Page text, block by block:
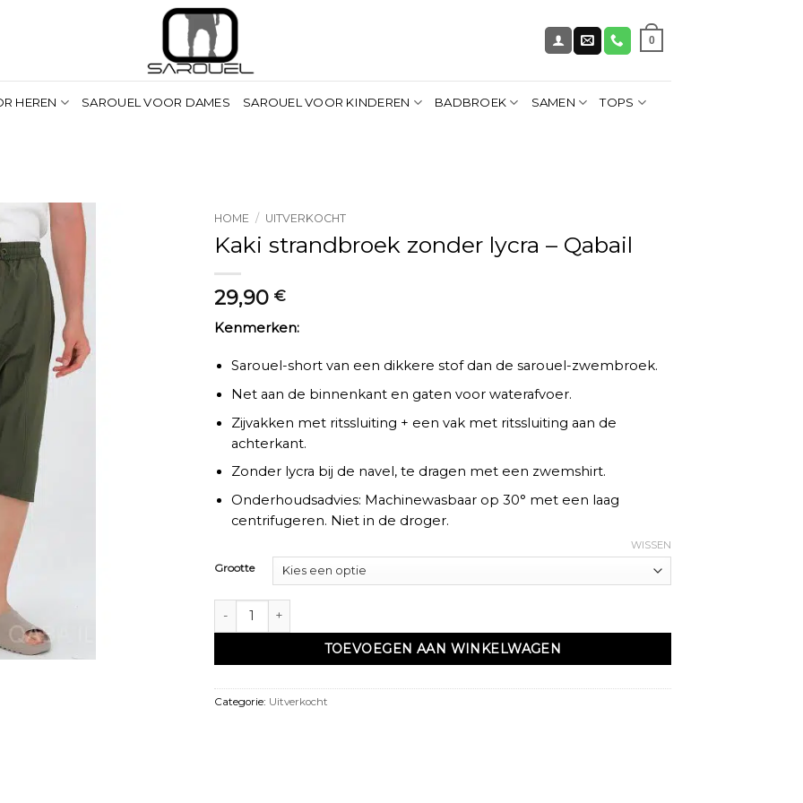
0
HEREN SAROUEL VOOR DAMES SAROUEL VOOR KINDEREN BADBROEK SAMEN TOPS
HOME / UITVERKOCHT
Kaki strandbroek zonder lycra – Qabail
29,90 €
Kenmerken:
Sarouel-short van een dikkere stof dan de sarouel-zwembroek.
Net aan de binnenkant en gaten voor waterafvoer.
Zijvakken met ritssluiting + een vak met ritssluiting aan de
achterkant.
Zonder lycra bij de navel, te dragen met een zwemshirt.
Onderhoudsadvies: Machinewasbaar op 30° met een laag
centrifugeren. Niet in de droger.
Grootte
WISSEN
Short sarouel de plage sans lycra kaki - Qabail aantal
TOEVOEGEN AAN WINKELWAGEN
Categorie: Uitverkocht